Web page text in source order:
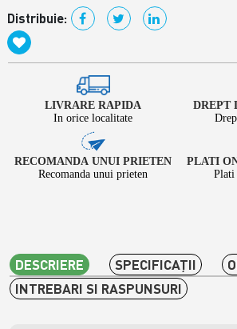
Distribuie:
LIVRARE RAPIDA
In orice localitate
DREPT
RECOMANDA UNUI PRIETEN
Recomanda unui prieten
PLATI
Plati
DESCRIERE SPECIFICAŢII
INTREBARI SI RASPUNSURI